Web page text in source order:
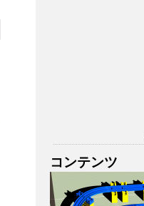
コンテンツ